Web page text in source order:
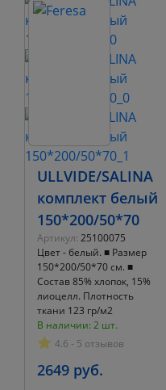
ULLVIDE/SALINA
комплект белый
150*200/50*70
Артикул: 25100075
Цвет - белый. ■ Размер
150*200/50*70 см. ■
Состав 85% хлопок, 15%
лиоцелл. Плотность
ткани 123 гр/м2
В наличии: 2 шт.
4.6 - 5 отзывов
2649 руб.